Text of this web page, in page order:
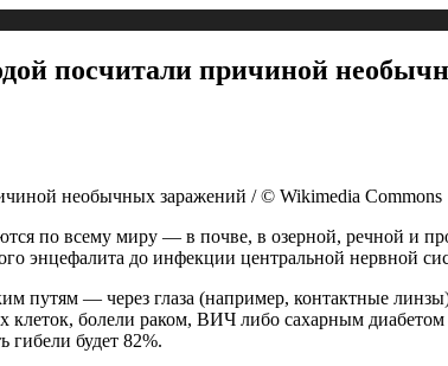
посчитали причиной
необычных заражений / © Wikimedia Commons
по всему миру — в почве, в озерной, речной и
энцефалита до инфекции центральной нервной
путям — через глаза (например, контактные
клеток, болели раком, ВИЧ либо сахарным
гибели будет 82%.